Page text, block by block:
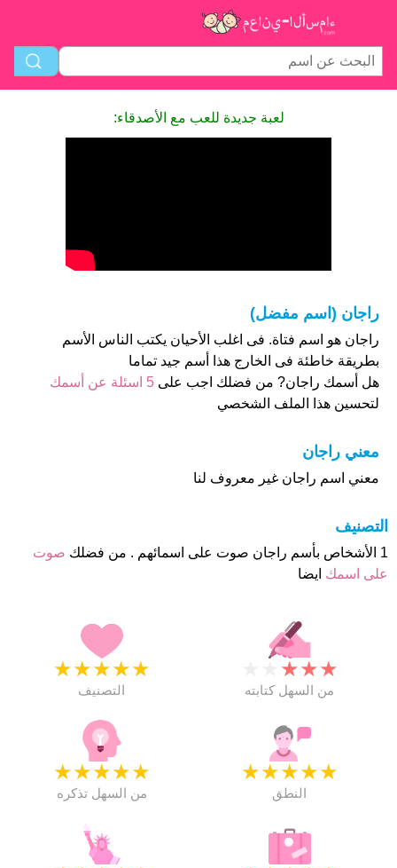
لعبة جديدة للعب مع الأصدقاء:
راجان (اسم مفضل)
راجان هو اسم فتاة. فى اغلب الأحيان يكتب الناس الأسم
بطريقة خاطئة فى الخارج هذا أسم جيد تماما
هل أسمك راجان? من فضلك اجب على 5 اسئلة عن أسمك
لتحسين هذا الملف الشخصي
معني راجان
معني اسم راجان غير معروف لنا
التصنيف
1 الأشخاص بأسم راجان صوت على اسمائهم . من فضلك
صوت
على اسمك ايضا
★
★
★
★
★
التصنيف
★
★
★
من السهل كتابته
★
★
★
★
★
من السهل تذكره
★
★
★
★
★
النطق